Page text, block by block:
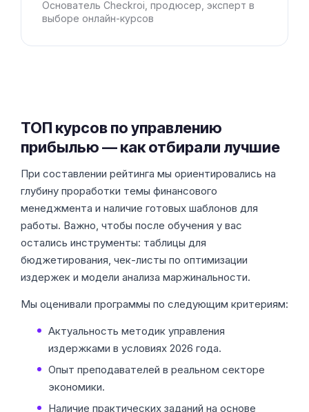
Основатель Checkroi, продюсер, эксперт в
выборе онлайн-курсов
ТОП курсов по управлению
прибылью — как отбирали лучшие
При составлении рейтинга мы ориентировались на
глубину проработки темы финансового
менеджмента и наличие готовых шаблонов для
работы. Важно, чтобы после обучения у вас
остались инструменты: таблицы для
бюджетирования, чек-листы по оптимизации
издержек и модели анализа маржинальности.
Мы оценивали программы по следующим критериям:
Актуальность методик управления
издержками в условиях 2026 года.
Опыт преподавателей в реальном секторе
экономики.
Наличие практических заданий на основе